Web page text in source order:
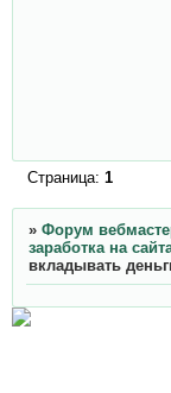
Страница: 1
» Форум
заработка на
вкладывать